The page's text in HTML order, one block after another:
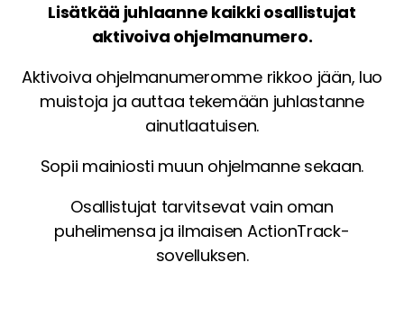
Lisätkää juhlaanne kaikki osallistujat
aktivoiva ohjelmanumero.
Aktivoiva ohjelmanumeromme rikkoo jään, luo
muistoja ja auttaa tekemään juhlastanne
ainutlaatuisen.
Sopii mainiosti muun ohjelmanne sekaan.
Osallistujat tarvitsevat vain oman
puhelimensa ja ilmaisen ActionTrack-
sovelluksen.